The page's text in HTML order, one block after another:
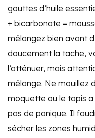
gouttes d’huile
+ bicarbonate =
mélangez bien avant
doucement la tache,
l’atténuer, mais
mélange. Ne mouillez
moquette ou le tapis a
pas de panique. Il
sécher les zones